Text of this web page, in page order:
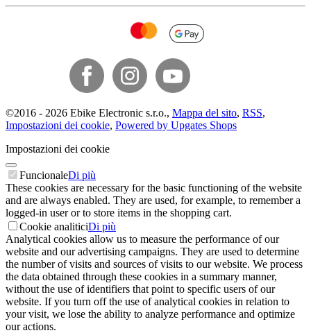
©2016 - 2026 Ebike Electronic s.r.o., Mappa del sito, RSS,
Impostazioni dei cookie, Powered by Upgates Shops
Impostazioni dei cookie
FuncionaleDi più
These cookies are necessary for the basic functioning of the website
and are always enabled. They are used, for example, to remember a
logged-in user or to store items in the shopping cart.
Cookie analiticiDi più
Analytical cookies allow us to measure the performance of our
website and our advertising campaigns. They are used to determine
the number of visits and sources of visits to our website. We process
the data obtained through these cookies in a summary manner,
without the use of identifiers that point to specific users of our
website. If you turn off the use of analytical cookies in relation to
your visit, we lose the ability to analyze performance and optimize
our actions.